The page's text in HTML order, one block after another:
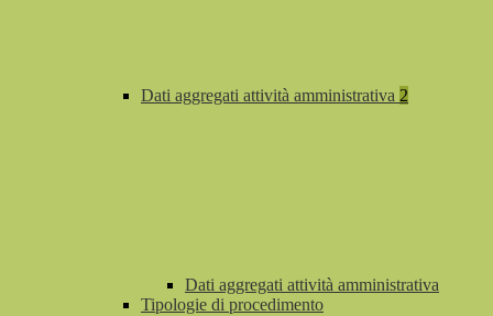
Dati aggregati attività amministrativa 2
Dati aggregati attività amministrativa
Tipologie di procedimento